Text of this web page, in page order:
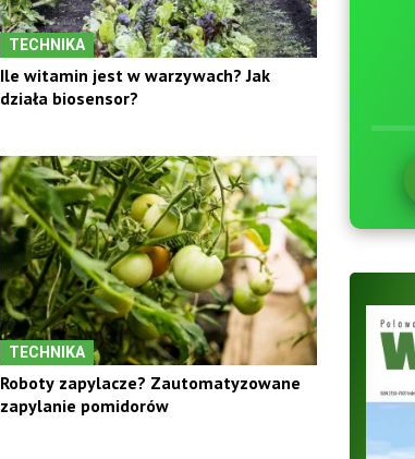
TECHNIKA
Ile witamin jest w warzywach? Jak
działa biosensor?
TECHNIKA
Roboty zapylacze? Zautomatyzowane
zapylanie pomidorów